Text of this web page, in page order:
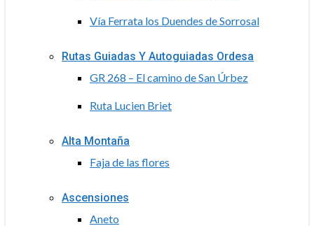
Vía Ferrata los Duendes de Sorrosal
Rutas Guiadas Y Autoguiadas Ordesa
GR 268 – El camino de San Úrbez
Ruta Lucien Briet
Alta Montaña
Faja de las flores
Ascensiones
Aneto